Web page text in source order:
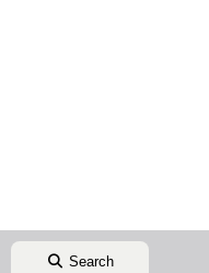
Search